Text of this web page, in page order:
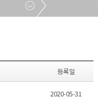
등록일
2020-05-31